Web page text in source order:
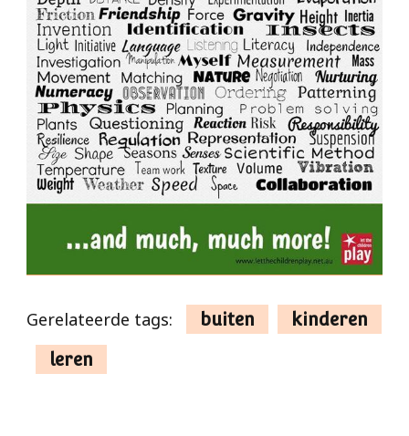
Gerelateerde tags: buiten
kinderen
leren